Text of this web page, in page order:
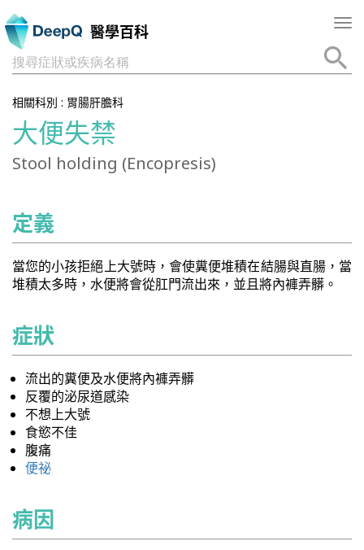
醫學百科
搜尋症狀或疾病名稱
相關科別 : 胃腸肝膽科
大便失禁
Stool holding (Encopresis)
定義
當您的小孩拒絕上大號時，會使糞便堆積在結腸與直腸，當
堆積太多時，水便將會從肛門流出來，並且將內褲弄髒。
症狀
流出的糞便及水便將內褲弄髒
反覆的泌尿道感染
不想上大號
食慾不佳
腹痛
便祕
病因